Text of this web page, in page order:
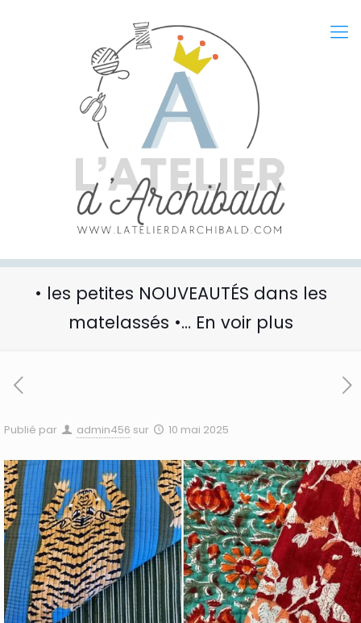
• les petites NOUVEAUTÉS dans les
matelassés •… En voir plus
Publié par admin456 sur 10 mai 2025